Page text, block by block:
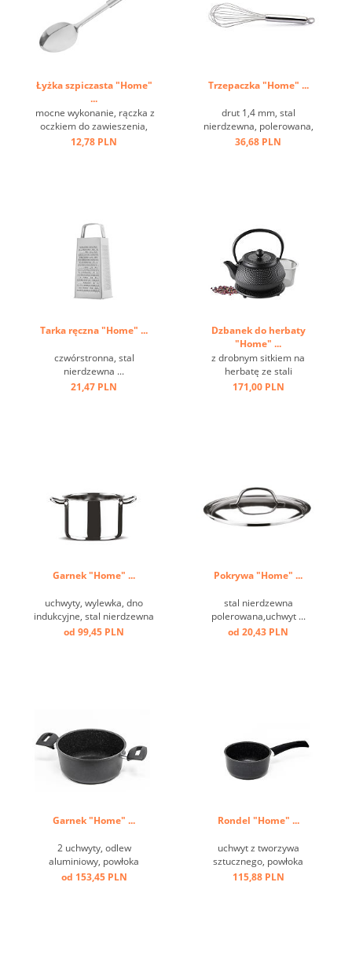
Łyżka szpiczasta "Home"
...
mocne wykonanie, rączka z
oczkiem do zawieszenia,
stal nierdzewna ...
12,78 PLN
Trzepaczka "Home" ...
drut 1,4 mm, stal
nierdzewna, polerowana,
uchwyt z oczkiem ...
36,68 PLN
Tarka ręczna "Home" ...
czwórstronna, stal
nierdzewna ...
21,47 PLN
Dzbanek do herbaty
"Home" ...
z drobnym sitkiem na
herbatę ze stali
nierdzewnej,włącznie ze
...
171,00 PLN
Garnek "Home" ...
uchwyty, wylewka, dno
indukcyjne, stal nierdzewna
polerowana ...
od 99,45 PLN
Pokrywa "Home" ...
stal nierdzewna
polerowana,uchwyt ...
od 20,43 PLN
Garnek "Home" ...
2 uchwyty, odlew
aluminiowy, powłoka
przeciw przywierająca, dno
od 153,45 PLN
Rondel "Home" ...
uchwyt z tworzywa
sztucznego, powłoka
przeciw przwierająca ...
115,88 PLN